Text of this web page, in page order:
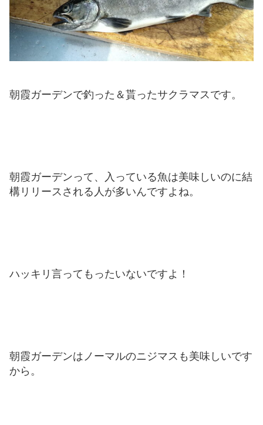
朝霞ガーデンで釣った＆貰ったサクラマスです。
朝霞ガーデンって、入っている魚は美味しいのに結
構リリースされる人が多いんですよね。
ハッキリ言ってもったいないですよ！
朝霞ガーデンはノーマルのニジマスも美味しいです
から。